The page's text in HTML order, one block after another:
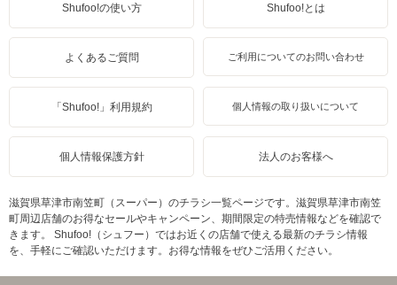
Shufoo!の使い方 Shufoo!とは
よくあるご質問 ご利用についてのお問い合わせ
「Shufoo!」利用規約 個人情報の取り扱いについて
個人情報保護方針 法人のお客様へ
滋賀県草津市南笠町（スーパー）のチラシ一覧ページです。滋賀県草津市南笠
町周辺店舗のお得なセールやキャンペーン、期間限定の特売情報などを確認で
きます。 Shufoo!（シュフー）ではお近くの店舗で使える最新のチラシ情報
を、手軽にご確認いただけます。お得な情報をぜひご活用ください。